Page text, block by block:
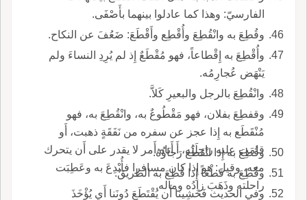
الفارسيّ: وهذا كما عادلوا بينهما بأَصْفَى.
وقُطِعَ به وانْقُطِعَ وأُقْطِع وأَقْطَعَ: ضَعُفَ عن النكاح.
وأُقْطِعَ به إِقْطاعاً، فهو مُقْطَعٌ إِذ لم يُرِدِ النساءَ ولم
يَنْهَض عُجارِمُه.
وانْقُطِعَ بالرجل والبعيرِ كَلاَّ.
وقفطِعَ بفلان، فهو مَقْطُوعٌ به، وانْقُطِعَ به، فهو
مُنْقَطَع به إِذا عجز عن سفره من نَفَقَةٍ ذهبت، أَو
قامَت عليه راحِلَتُه، أَ أَتاه أَمر لا يقدر على أَن يتحرك
معه، وقيل: هو إِذا كان مسافرا فأُبْدِعَ به وعَطِبَت
راحلته وذَهَبَ زادُه وماله.
وقُطِعَ به إِذا انْقَطَع رَجاؤُهُ.
وقُطِعَ به قَطْعاً إِذا قُطِعَ به الطريقُ.
وفي الحديث فَخَشِينا أَن يُقْتَطَعَ دُونَنا أَي يُؤْخَذَ